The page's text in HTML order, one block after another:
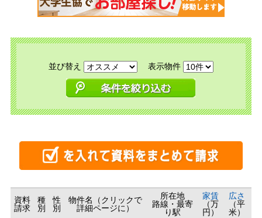
並び替え 表示物件
資料
請求
種
別
性
別
物件名（クリックで
詳細ページに）
所在地
路線・最寄
り駅
家賃
（万
円）
広さ
（平
米）